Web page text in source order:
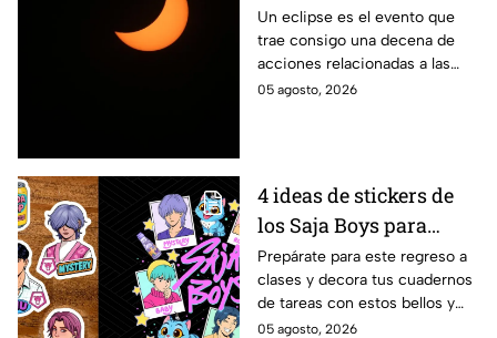
eclipse de agosto para
encontrar el amor
Un eclipse es el evento que
trae consigo una decena de
acciones relacionadas a las
energías. Por eso se anima a
05 agosto, 2026
4 ideas de stickers de
los Saja Boys para
forrar libretas de tareas
para este regreso a
clases
Prepárate para este regreso a
clases y decora tus cuadernos
de tareas con estos bellos y
divertidos stickers de los Saja
05 agosto, 2026